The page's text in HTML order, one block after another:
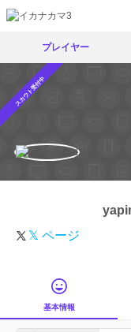
プレイヤー
スカウト受付中
𝕏 ページ
基本情報